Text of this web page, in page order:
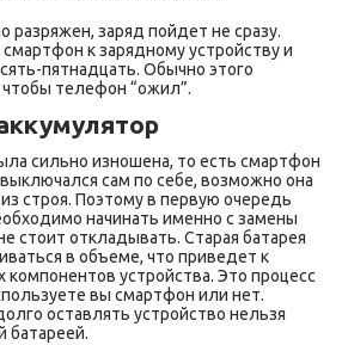
разряжен, заряд пойдет не сразу.
к зарядному устройству и
пятнадцать. Обычно этого
телефон “ожил”.
сильно изношена, то есть смартфон
сам по себе, возможно она
строя. Поэтому в первую очередь
начинать именно с замены
стоит откладывать. Старая батарея
в объеме, что приведет к
устройства. Это процесс
вы смартфон или нет.
оставлять устройство нельзя
батареей.